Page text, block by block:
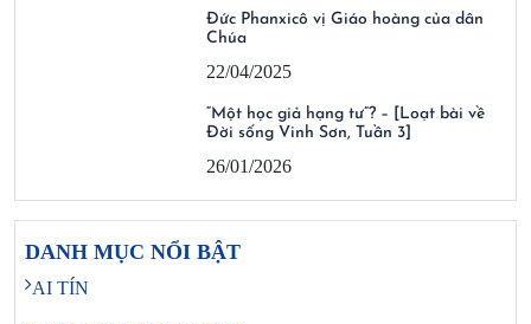
Đức Phanxicô vị Giáo hoàng của dân
Chúa
22/04/2025
“Một học giả hạng tư”? – [Loạt bài về
Đời sống Vinh Sơn, Tuần 3]
26/01/2026
DANH MỤC NỔI BẬT
AI TÍN